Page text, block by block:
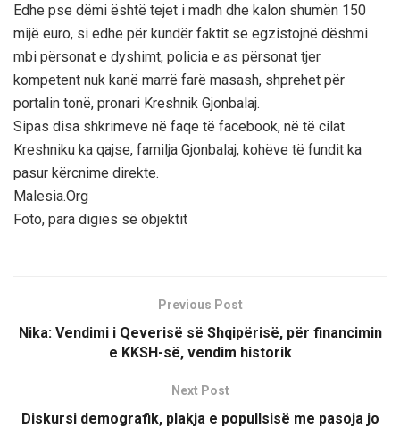
Edhe pse dëmi është tejet i madh dhe kalon shumën 150
mijë euro, si edhe për kundër faktit se egzistojnë dëshmi
mbi përsonat e dyshimt, policia e as përsonat tjer
kompetent nuk kanë marrë farë masash, shprehet për
portalin tonë, pronari Kreshnik Gjonbalaj.
Sipas disa shkrimeve në faqe të facebook, në të cilat
Kreshniku ka qajse, familja Gjonbalaj, kohëve të fundit ka
pasur kërcnime direkte.
Malesia.Org
Foto, para digies së objektit
Previous Post
Nika: Vendimi i Qeverisë së Shqipërisë, për financimin
e KKSH-së, vendim historik
Next Post
Diskursi demografik, plakja e popullsisë me pasoja jo